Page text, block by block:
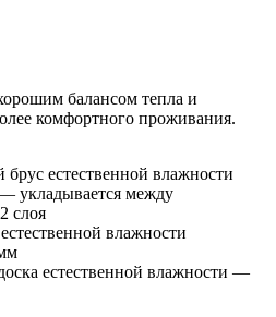
балансом тепла и
комфортного проживания.
естественной влажности
укладывается между
слоя
влажности
естественной влажности —